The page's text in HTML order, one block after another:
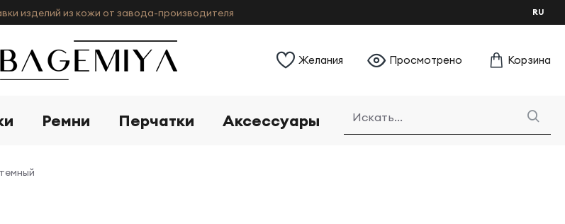
изделий из кожи от завода-производителя RU
Желания Просмотрено Корзина
Ремни Перчатки Аксессуары